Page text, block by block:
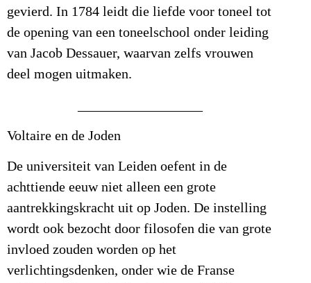
gevierd. In 1784 leidt die liefde voor toneel tot
de opening van een toneelschool onder leiding
van Jacob Dessauer, waarvan zelfs vrouwen
deel mogen uitmaken.
Voltaire en de Joden
De universiteit van Leiden oefent in de
achttiende eeuw niet alleen een grote
aantrekkingskracht uit op Joden. De instelling
wordt ook bezocht door filosofen die van grote
invloed zouden worden op het
verlichtingsdenken, onder wie de Franse